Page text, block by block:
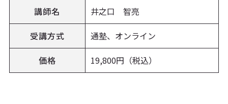
講師名
井之口 智亮
受講方式
通塾、オンライン
価格
19,800円（税込）